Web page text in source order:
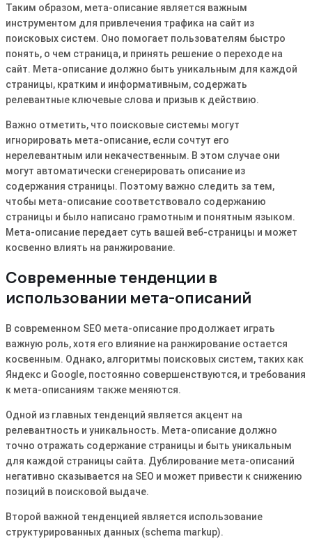
Таким образом, мета-описание является важным
инструментом для привлечения трафика на сайт из
поисковых систем․ Оно помогает пользователям быстро
понять, о чем страница, и принять решение о переходе на
сайт․ Мета-описание должно быть уникальным для каждой
страницы, кратким и информативным, содержать
релевантные ключевые слова и призыв к действию․
Важно отметить, что поисковые системы могут
игнорировать мета-описание, если сочтут его
нерелевантным или некачественным․ В этом случае они
могут автоматически сгенерировать описание из
содержания страницы․ Поэтому важно следить за тем,
чтобы мета-описание соответствовало содержанию
страницы и было написано грамотным и понятным языком․
Мета-описание передает суть вашей веб-страницы и может
косвенно влиять на ранжирование․
Современные тенденции в
использовании мета-описаний
В современном SEO мета-описание продолжает играть
важную роль, хотя его влияние на ранжирование остается
косвенным․ Однако, алгоритмы поисковых систем, таких как
Яндекс и Google, постоянно совершенствуются, и требования
к мета-описаниям также меняются․
Одной из главных тенденций является акцент на
релевантность и уникальность․ Мета-описание должно
точно отражать содержание страницы и быть уникальным
для каждой страницы сайта․ Дублирование мета-описаний
негативно сказывается на SEO и может привести к снижению
позиций в поисковой выдаче․
Второй важной тенденцией является использование
структурированных данных (schema markup)․